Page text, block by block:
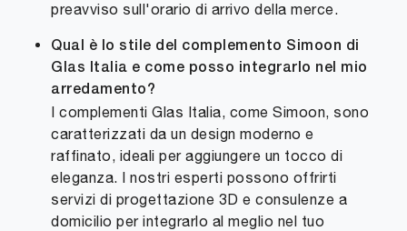
preavviso sull'orario di arrivo della merce.
Qual è lo stile del complemento Simoon di
Glas Italia e come posso integrarlo nel mio
arredamento?
I complementi Glas Italia, come Simoon, sono
caratterizzati da un design moderno e
raffinato, ideali per aggiungere un tocco di
eleganza. I nostri esperti possono offrirti
servizi di progettazione 3D e consulenze a
domicilio per integrarlo al meglio nel tuo